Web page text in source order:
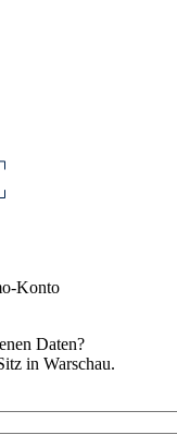
Konto
Daten?
in Warschau.